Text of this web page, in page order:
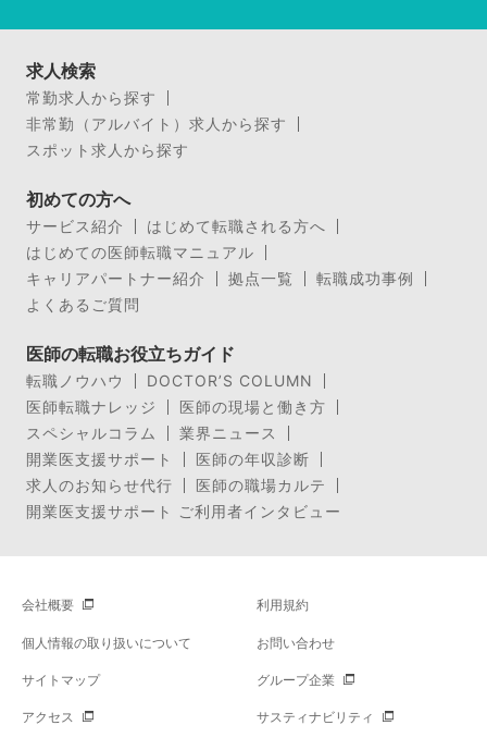
求人検索
常勤求人から探す
非常勤（アルバイト）求人から探す
スポット求人から探す
初めての方へ
サービス紹介
はじめて転職される方へ
はじめての医師転職マニュアル
キャリアパートナー紹介
拠点一覧
転職成功事例
よくあるご質問
医師の転職お役立ちガイド
転職ノウハウ
DOCTOR’S COLUMN
医師転職ナレッジ
医師の現場と働き方
スペシャルコラム
業界ニュース
開業医支援サポート
医師の年収診断
求人のお知らせ代行
医師の職場カルテ
開業医支援サポート ご利用者インタビュー
会社概要 利用規約
個人情報の取り扱いについて お問い合わせ
サイトマップ グループ企業
アクセス サスティナビリティ